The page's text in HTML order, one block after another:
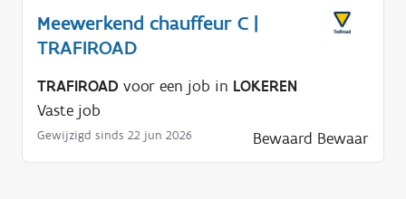
Meewerkend chauffeur C |
TRAFIROAD
TRAFIROAD voor een job in LOKEREN
Vaste job
Gewijzigd sinds 22 jun 2026 Bewaard Bewaar